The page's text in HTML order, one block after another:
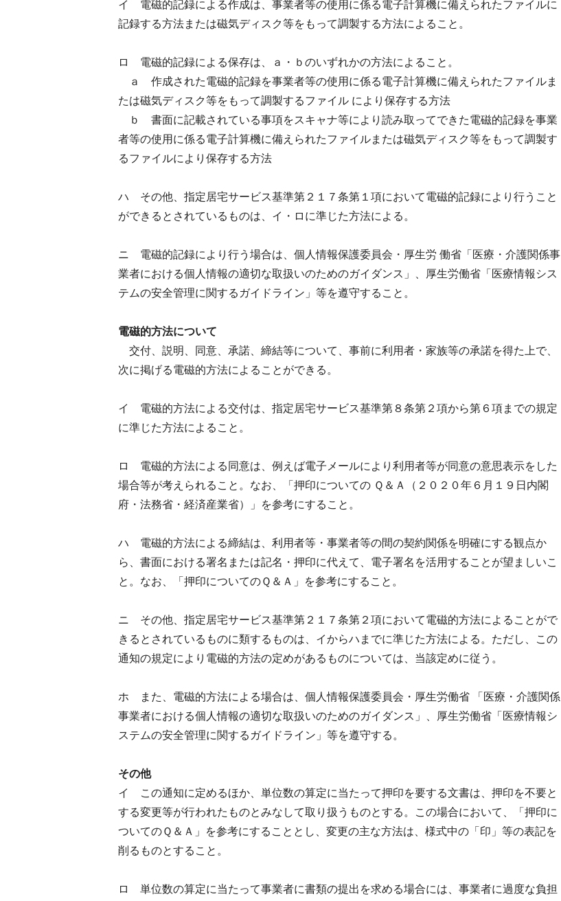
イ 電磁的記録による作成は、事業者等の使用に係る電子計算機に備えられたファイルに
記録する方法または磁気ディスク等をもって調製する方法によること。
ロ 電磁的記録による保存は、ａ・ｂのいずれかの方法によること。
ａ 作成された電磁的記録を事業者等の使用に係る電子計算機に備えられたファイルま
たは磁気ディスク等をもって調製するファイル により保存する方法
ｂ 書面に記載されている事項をスキャナ等により読み取ってできた電磁的記録を事業
者等の使用に係る電子計算機に備えられたファイルまたは磁気ディスク等をもって調製す
るファイルにより保存する方法
ハ その他、指定居宅サービス基準第２１７条第１項において電磁的記録により行うこと
ができるとされているものは、イ・ロに準じた方法による。
ニ 電磁的記録により行う場合は、個人情報保護委員会・厚生労 働省「医療・介護関係事
業者における個人情報の適切な取扱いのためのガイダンス」、厚生労働省「医療情報シス
テムの安全管理に関するガイドライン」等を遵守すること。
電磁的方法について
交付、説明、同意、承諾、締結等について、事前に利用者・家族等の承諾を得た上で、
次に掲げる電磁的方法によることができる。
イ 電磁的方法による交付は、指定居宅サービス基準第８条第２項から第６項までの規定
に準じた方法によること。
ロ 電磁的方法による同意は、例えば電子メールにより利用者等が同意の意思表示をした
場合等が考えられること。なお、「押印についての Ｑ＆Ａ（２０２０年６月１９日内閣
府・法務省・経済産業省）」を参考にすること。
ハ 電磁的方法による締結は、利用者等・事業者等の間の契約関係を明確にする観点か
ら、書面における署名または記名・押印に代えて、電子署名を活用することが望ましいこ
と。なお、「押印についてのＱ＆Ａ」を参考にすること。
ニ その他、指定居宅サービス基準第２１７条第２項において電磁的方法によることがで
きるとされているものに類するものは、イからハまでに準じた方法による。ただし、この
通知の規定により電磁的方法の定めがあるものについては、当該定めに従う。
ホ また、電磁的方法による場合は、個人情報保護委員会・厚生労働省 「医療・介護関係
事業者における個人情報の適切な取扱いのためのガイダンス」、厚生労働省「医療情報シ
ステムの安全管理に関するガイドライン」等を遵守する。
その他
イ この通知に定めるほか、単位数の算定に当たって押印を要する文書は、押印を不要と
する変更等が行われたものとみなして取り扱うものとする。この場合において、「押印に
ついてのＱ＆Ａ」を参考にすることとし、変更の主な方法は、様式中の「印」等の表記を
削るものとすること。
ロ 単位数の算定に当たって事業者に書類の提出を求める場合には、事業者に過度な負担